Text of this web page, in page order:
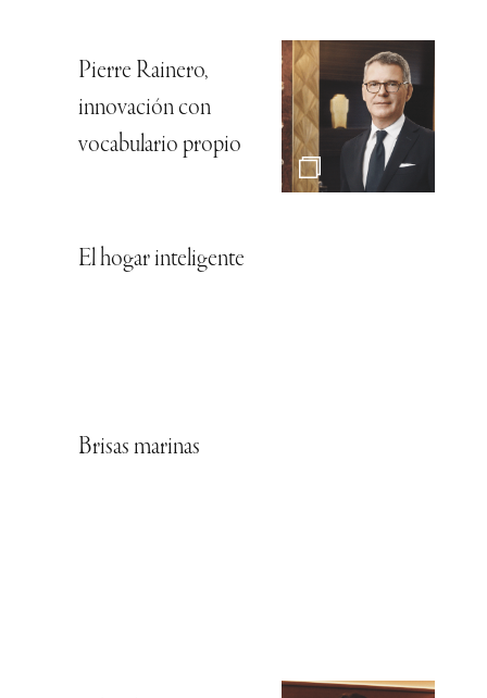
Pierre Rainero,
innovación con
vocabulario propio
El hogar inteligente
Brisas marinas